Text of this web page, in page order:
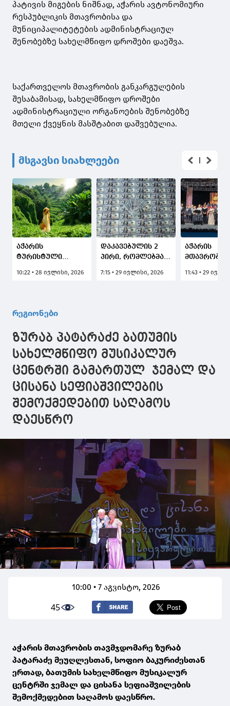
პატივის მიგების ნიშნად, აჭარის ავტონომიური
რესპუბლიკის მთავრობისა და
მუნიციპალიტეტების ადმინისტრაციულ
შენობებზე სახელმწიფო დროშები დაეშვა.
საქართველოს მთავრობის განკარგულების
შესაბამისად, სახელმწიფო დროშები
ადმინისტრაციული ორგანოების შენობებზე
მთელი ქვეყნის მასშტაბით დაშვებულია.
მსგავსი სიახლეები
აჭარის
ტურისტული
საერთაშორისო
ცენტრში კიდევ
ერთხელ მოექცა
10:22 • 28 ივლისი, 2026
დაკავებულის 2
პირი, რომლებმაც
გაასაღეს 20 500
7:15 • 29 ივლისი, 2026
აჭარის
მთავრობის
ზურაბ
11:43 • 29
რეგიონები
ზურაბ პატარაძე ბათუმის
სახელმწიფო მუსიკალურ
ცენტრში გამართულ ჯემალ და
ცისანა სეფიაშვილების
შემოქმედებით საღამოს
დაესწრო
10:00 • 7 აგვისტო, 2026
45
აჭარის მთავრობის თავმჯდომარე ზურაბ
პატარაძე მეუღლესთან, სოფიო ბაკურიძესთან
ერთად, ბათუმის სახელმწიფო მუსიკალურ
ცენტრში ჯემალ და ცისანა სეფიაშვილების
შემოქმედებით საღამოს დაესწრო.